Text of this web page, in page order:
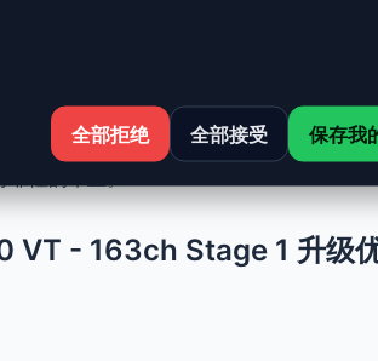
2004 1.8 20 VT -
升级结合了性能、安全与简便性。无需
性的车主。
- 163ch Stage 1 升级
全部拒绝 全部接受 保存我